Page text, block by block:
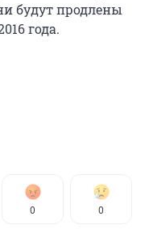
будут продлены
года.
0 0